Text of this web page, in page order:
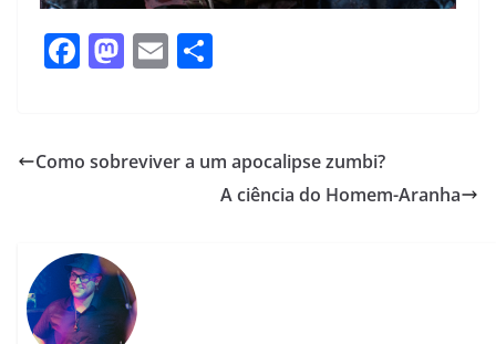
F
e
o
k
M
o
n
E
l e
Como sobreviver a um apocalipse zumbi?
A ciência do Homem-Aranha